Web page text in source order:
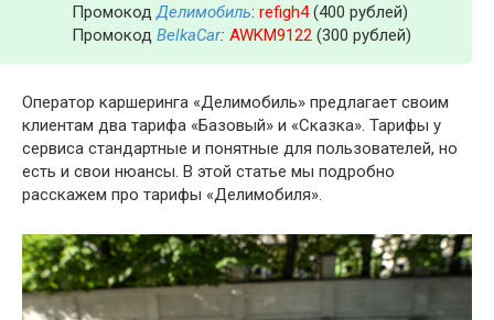
ПромокодДелимобиль: refigh4(400 рублей)
Промокод BelkaCar: AWKM9122 (300 рублей)
Оператор каршеринга «Делимобиль» предлагает своим
клиентам два тарифа «Базовый» и «Сказка». Тарифы у
сервиса стандартные и понятные для пользователей, но
есть и свои нюансы. В этой статье мы подробно
расскажем про тарифы «Делимобиля».